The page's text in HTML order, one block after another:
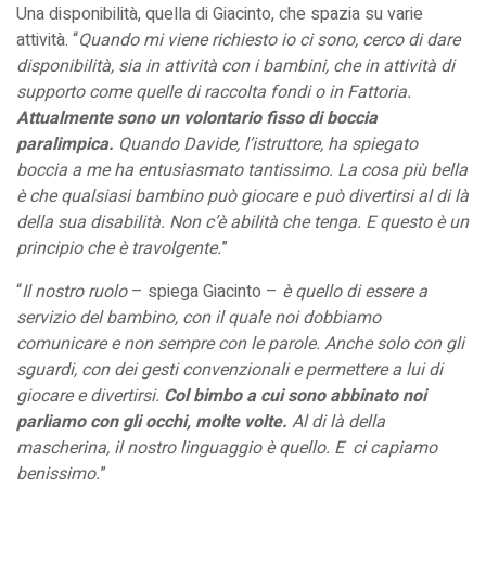
Una disponibilità, quella di Giacinto, che spazia su varie
attività. “Quando mi viene richiesto io ci sono, cerco di dare
disponibilità, sia in attività con i bambini, che in attività di
supporto come quelle di raccolta fondi o in Fattoria.
Attualmente sono un volontario fisso di boccia
paralimpica. Quando Davide, l’istruttore, ha spiegato
boccia a me ha entusiasmato tantissimo. La cosa più bella
è che qualsiasi bambino può giocare e può divertirsi al di là
della sua disabilità. Non c’è abilità che tenga. E questo è un
principio che è travolgente.”
“Il nostro ruolo– spiega Giacinto – è quello di essere a
servizio del bambino, con il quale noi dobbiamo
comunicare e non sempre con le parole. Anche solo con gli
sguardi, con dei gesti convenzionali e permettere a lui di
giocare e divertirsi. Col bimbo a cui sono abbinato noi
parliamo con gli occhi, molte volte. Al di là della
mascherina, il nostro linguaggio è quello. E ci capiamo
benissimo.”